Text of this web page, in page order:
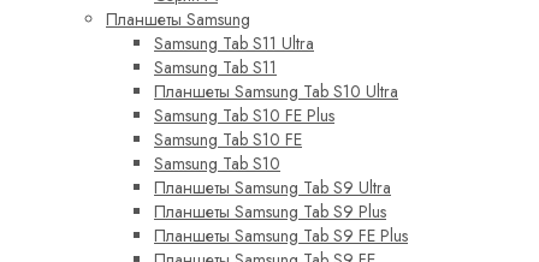
Планшеты Samsung
Samsung Tab S11 Ultra
Samsung Tab S11
Планшеты Samsung Tab S10 Ultra
Samsung Tab S10 FE Plus
Samsung Tab S10 FE
Samsung Tab S10
Планшеты Samsung Tab S9 Ultra
Планшеты Samsung Tab S9 Plus
Планшеты Samsung Tab S9 FE Plus